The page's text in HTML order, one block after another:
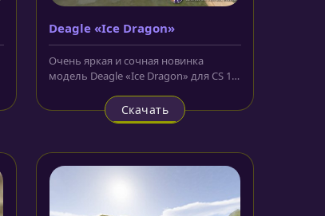
Deagle «Ice Dragon»
Очень яркая и сочная новинка
модель Deagle «Ice Dragon» для CS 1.6
Скачать